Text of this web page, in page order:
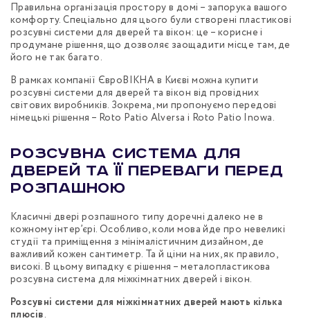
Правильна організація простору в домі – запорука вашого
комфорту. Спеціально для цього були створені пластикові
розсувні системи для дверей та вікон: це – корисне і
продумане рішення, що дозволяє заощадити місце там, де
його не так багато.
В рамках компанії ЄвроВІКНА в Києві можна купити
розсувні системи для дверей та вікон від провідних
світових виробників. Зокрема, ми пропонуємо передові
німецькі рішення – Roto Patio Alversa і Roto Patio Inowa.
Розсувна система для
дверей та її переваги перед
розпашною
Класичні двері розпашного типу доречні далеко не в
кожному інтер’єрі. Особливо, коли мова йде про невеликі
студії та приміщення з мінімалістичним дизайном, де
важливий кожен сантиметр. Та й ціни на них, як правило,
високі. В цьому випадку є рішення – металопластикова
розсувна система для міжкімнатних дверей і вікон.
Розсувні системи для міжкімнатних дверей мають кілька
плюсів.